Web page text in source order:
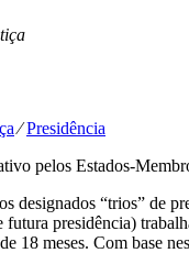
⁄Presidência
pelos Estados-
designados “trios”
presidência)
18 meses. Com base